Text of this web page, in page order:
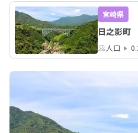
宮崎県
日之影町
人口